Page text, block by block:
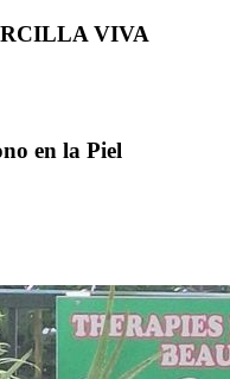
VIVA
en la Piel